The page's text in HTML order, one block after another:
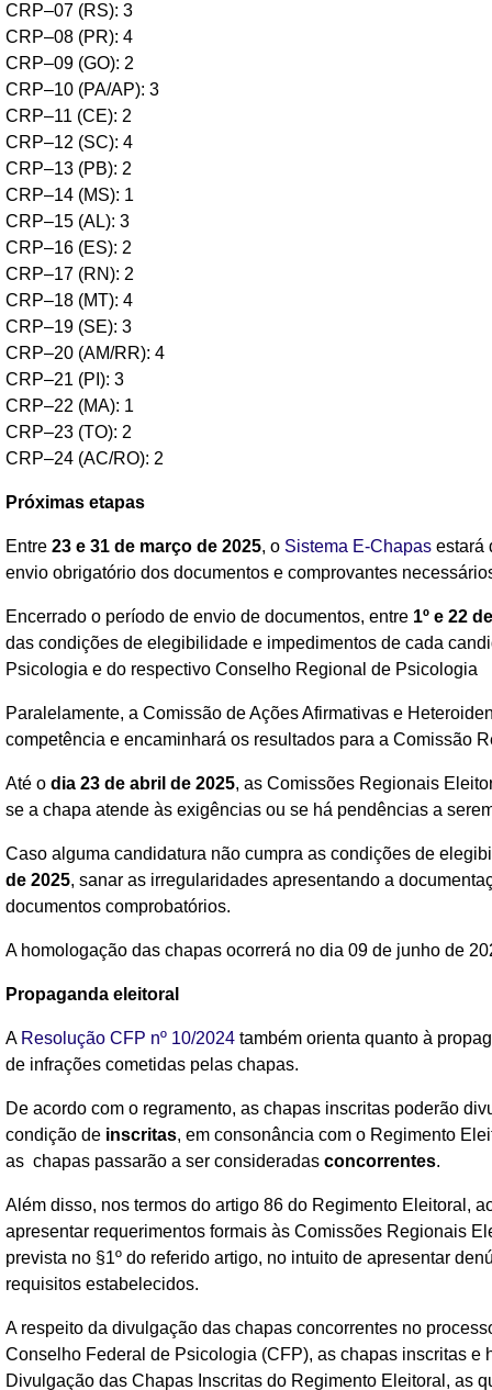
CRP–07 (RS): 3
CRP–08 (PR): 4
CRP–09 (GO): 2
CRP–10 (PA/AP): 3
CRP–11 (CE): 2
CRP–12 (SC): 4
CRP–13 (PB): 2
CRP–14 (MS): 1
CRP–15 (AL): 3
CRP–16 (ES): 2
CRP–17 (RN): 2
CRP–18 (MT): 4
CRP–19 (SE): 3
CRP–20 (AM/RR): 4
CRP–21 (PI): 3
CRP–22 (MA): 1
CRP–23 (TO): 2
CRP–24 (AC/RO): 2
Próximas etapas
Entre 23 e 31 de março de 2025, o Sistema E-Chapas estará
envio obrigatório dos documentos e comprovantes
Encerrado o período de envio de documentos, entre 1º e 22
das condições de elegibilidade e impedimentos de cada
Psicologia e do respectivo Conselho Regional de Psicologia
Paralelamente, a Comissão de Ações Afirmativas e
competência e encaminhará os resultados para a Comissão
Até o dia 23 de abril de 2025, as Comissões Regionais
se a chapa atende às exigências ou se há pendências a
Caso alguma candidatura não cumpra as condições de
de 2025, sanar as irregularidades apresentando a
documentos comprobatórios.
A homologação das chapas ocorrerá no dia 09 de junho de
Propaganda eleitoral
A Resolução CFP nº 10/2024 também orienta quanto à
de infrações cometidas pelas chapas.
De acordo com o regramento, as chapas inscritas poderão
condição de inscritas, em consonância com o Regimento
as chapas passarão a ser consideradas concorrentes.
Além disso, nos termos do artigo 86 do Regimento Eleitoral,
apresentar requerimentos formais às Comissões Regionais
prevista no §1º do referido artigo, no intuito de apresentar
requisitos estabelecidos.
A respeito da divulgação das chapas concorrentes no
Conselho Federal de Psicologia (CFP), as chapas inscritas
Divulgação das Chapas Inscritas do Regimento Eleitoral, as